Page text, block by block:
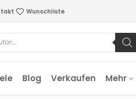
Wunschliste
Blog Verkaufen Mehr